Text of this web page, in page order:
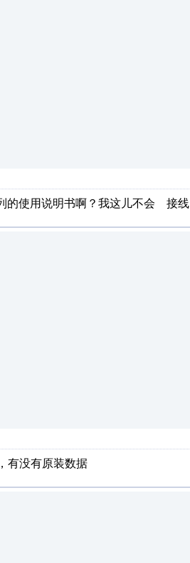
的使用说明书啊？我这儿不会 接
有没有原装数据